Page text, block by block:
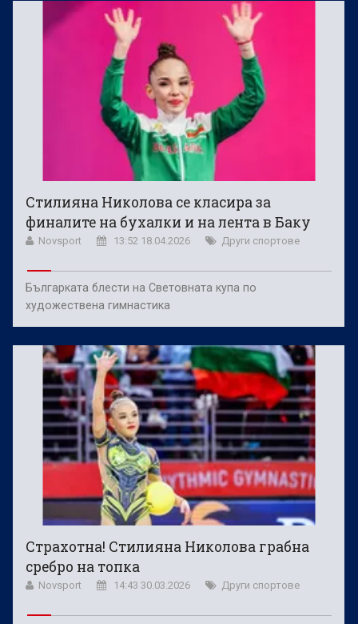
Стилияна Николова се класира за
финалите на бухалки и на лента в Баку
Novsport 13:52 18.04.2026 Други спортове
Българката блести на Световната купа по
художествена гимнастика
Страхотна! Стилияна Николова грабна
сребро на топка
Novsport 14:43 30.03.2026 Други спортове